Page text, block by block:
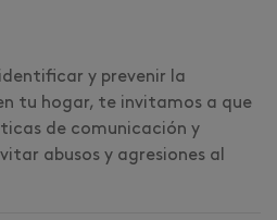
y prevenir la
tu hogar, te invitamos a que
de comunicación y
abusos y agresiones al